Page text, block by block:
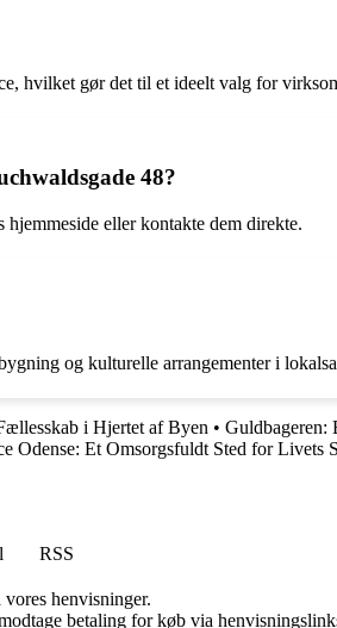
hvilket gør det til et ideelt valg for
48?
eller kontakte dem direkte.
og kulturelle arrangementer i
i Hjertet af Byen • Guldbageren:
Odense: Et Omsorgsfuldt Sted for Livets
RSS
henvisninger.
betaling for køb via